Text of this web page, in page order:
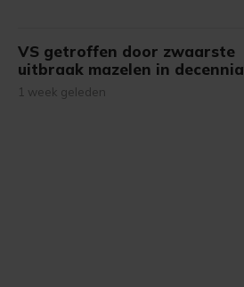
VS getroffen door zwaarste
uitbraak mazelen in decennia
1 week geleden